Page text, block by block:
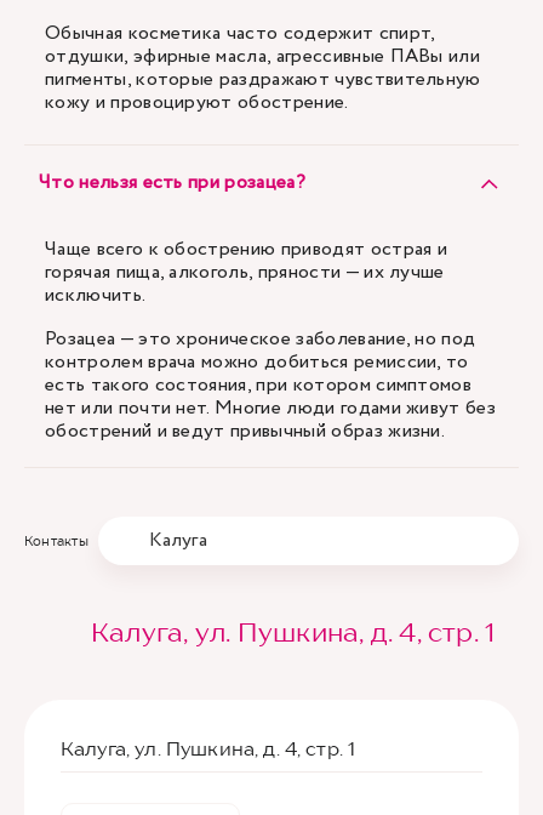
Обычная косметика часто содержит спирт,
отдушки, эфирные масла, агрессивные ПАВы или
пигменты, которые раздражают чувствительную
кожу и провоцируют обострение.
Что нельзя есть при розацеа?
Чаще всего к обострению приводят острая и
горячая пища, алкоголь, пряности — их лучше
исключить.
Розацеа — это хроническое заболевание, но под
контролем врача можно добиться ремиссии, то
есть такого состояния, при котором симптомов
нет или почти нет. Многие люди годами живут без
обострений и ведут привычный образ жизни.
Контакты Калуга
Калуга, ул. Пушкина, д. 4, стр. 1
Калуга, ул. Пушкина, д. 4, стр. 1